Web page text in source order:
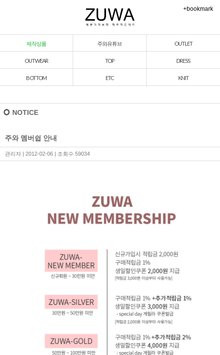
+bookmark
제작상품 주와유튜브 OUTLET
OUTWEAR TOP DRESS
BOTTOM ETC KNIT
NOTICE
주와 멤버쉽 안내
관리자 | 2012-02-06 | 조회수 59034